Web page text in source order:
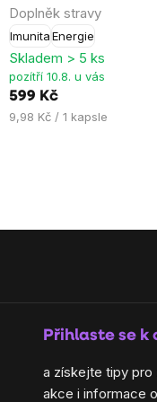
Doplněk stravy
ImunitaEnergie
5,0
z
5
hvězdiček.
Skladem > 5 ks
pozítří 10.8. u vás
599 Kč
Měrná
9,98 Kč / 1 kapsle
Přihlaste se k
a získejte tipy pro
akce i informace